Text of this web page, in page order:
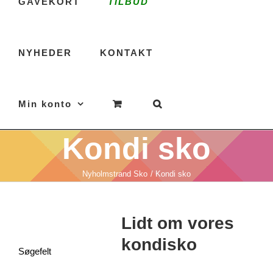
NYHEDER KONTAKT
Min konto
Kondi sko
Nyholmstrand Sko Kondi sko
Lidt om vores
kondisko
Søgefelt